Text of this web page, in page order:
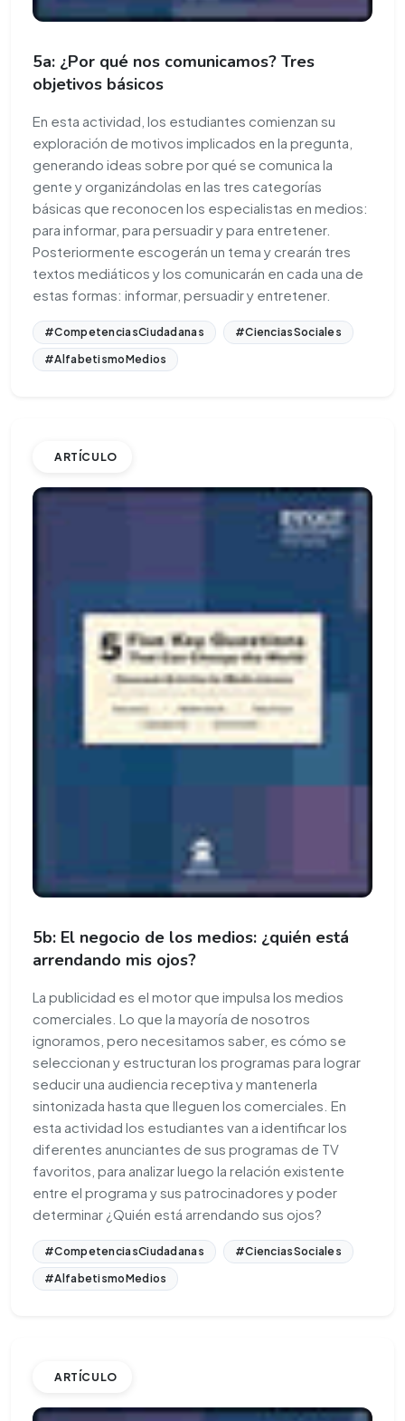
5a: ¿Por qué nos comunicamos? Tres
objetivos básicos
En esta actividad, los estudiantes comienzan su
exploración de motivos implicados en la pregunta,
generando ideas sobre por qué se comunica la
gente y organizándolas en las tres categorías
básicas que reconocen los especialistas en medios:
para informar, para persuadir y para entretener.
Posteriormente escogerán un tema y crearán tres
textos mediáticos y los comunicarán en cada una de
estas formas: informar, persuadir y entretener.
#CompetenciasCiudadanas
#CienciasSociales
#AlfabetismoMedios
ARTÍCULO
5b: El negocio de los medios: ¿quién está
arrendando mis ojos?
La publicidad es el motor que impulsa los medios
comerciales. Lo que la mayoría de nosotros
ignoramos, pero necesitamos saber, es cómo se
seleccionan y estructuran los programas para lograr
seducir una audiencia receptiva y mantenerla
sintonizada hasta que lleguen los comerciales. En
esta actividad los estudiantes van a identificar los
diferentes anunciantes de sus programas de TV
favoritos, para analizar luego la relación existente
entre el programa y sus patrocinadores y poder
determinar ¿Quién está arrendando sus ojos?
#CompetenciasCiudadanas
#CienciasSociales
#AlfabetismoMedios
ARTÍCULO